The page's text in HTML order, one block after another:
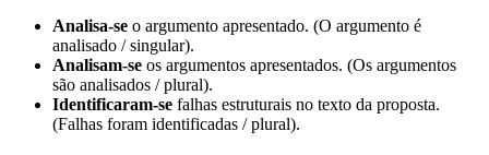
Analisa-se o argumento apresentado. (O argumento é
analisado / singular).
Analisam-se os argumentos apresentados. (Os argumentos
são analisados / plural).
Identificaram-se falhas estruturais no texto da proposta.
(Falhas foram identificadas / plural).